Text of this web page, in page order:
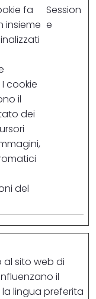
fa
insieme
cookie
il
dei
del
Session
e
sito web di
il
lingua preferita